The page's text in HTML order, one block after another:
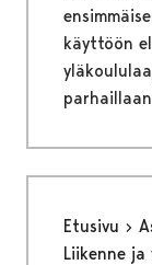
käyttöön
Etusivu
Liikenne ja